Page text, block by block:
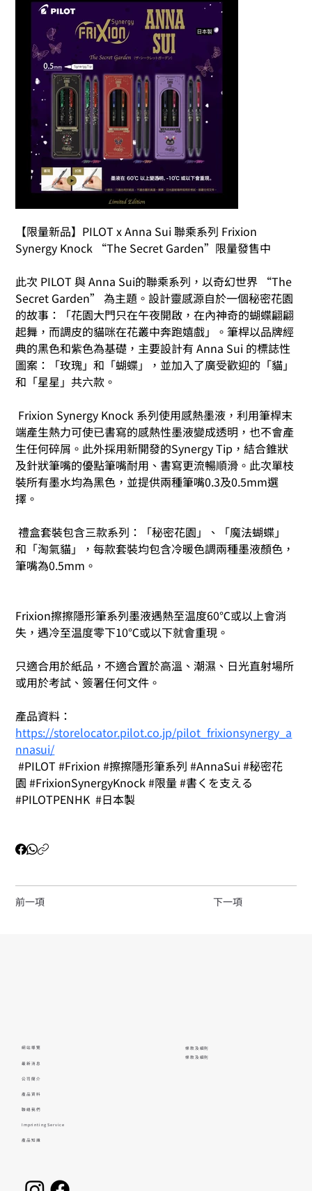
【限量新品】PILOT x Anna Sui 聯乘系列 Frixion
Synergy Knock “The Secret Garden”限量發售中
此次 PILOT 與 Anna Sui的聯乘系列，以奇幻世界 “The
Secret Garden” 為主題。設計靈感源自於一個秘密花園
的故事：「花園大門只在午夜開啟，在內神奇的蝴蝶翩翩
起舞，而調皮的貓咪在花叢中奔跑嬉戲」。筆桿以品牌經
典的黑色和紫色為基礎，主要設計有 Anna Sui 的標誌性
圖案：「玫瑰」和「蝴蝶」，並加入了廣受歡迎的「貓」
和「星星」共六款。
端產生熱力可使已書寫的感熱性墨液變成透明，也不會產
生任何碎屑。此外採用新開發的Synergy Tip，結合錐狀
及針狀筆嘴的優點筆嘴耐用、書寫更流暢順滑。此次單枝
裝所有墨水均為黑色，並提供兩種筆嘴0.3及0.5mm選
擇。
禮盒套裝包含三款系列：「秘密花園」、「魔法蝴蝶」
和「淘氣貓」，每款套裝均包含冷暖色調兩種墨液顏色，
筆嘴為0.5mm。
Frixion擦擦隱形筆系列墨液遇熱至温度60℃或以上會消
失，遇冷至温度零下10℃或以下就會重現。
只適合用於紙品，不適合置於高溫、潮濕、日光直射場所
或用於考試、簽署任何文件。
產品資料：
https://storelocator.pilot.co.jp/pilot_frixionsynergy_a
nnasui/
#PILOT #Frixion #擦擦隱形筆系列 #AnnaSui #秘密花
園 #FrixionSynergyKnock #限量 #書くを支える
#PILOTPENHK  #日本製
前一項 下一項
網站導覽
最新消息
公司簡介
產品資料
Imprinting Service
產品知識
聯絡我們
條款及細則
條款及細則